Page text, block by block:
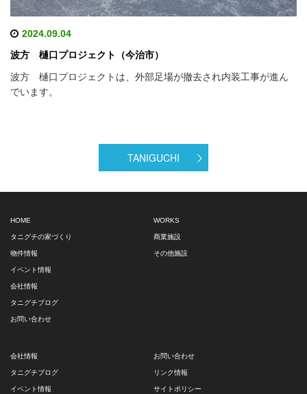
2024.09.04
波方 樋口プロジェクト（今治市）
波方 樋口プロジェクトは、外部足場が撤去され内装工事が進ん
でいます。
TANIGUCHI
HOME
タニグチの家づくり
物件情報
イベント情報
会社情報
タニグチブログ
お問い合わせ
WORKS
商業施設
その他施設
会社情報
タニグチブログ
イベント情報
お問い合わせ
リンク情報
サイトポリシー